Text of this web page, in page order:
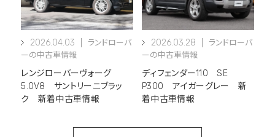
2026.04.03
ランドローバ
ーの中古車情報
レンジローバーヴォーグ
5.0V8 サントリーニブラッ
ク 新着中古車情報
2026.03.28
ランドローバ
ーの中古車情報
ディフェンダー110 SE
P300 アイガーグレー 新
着中古車情報